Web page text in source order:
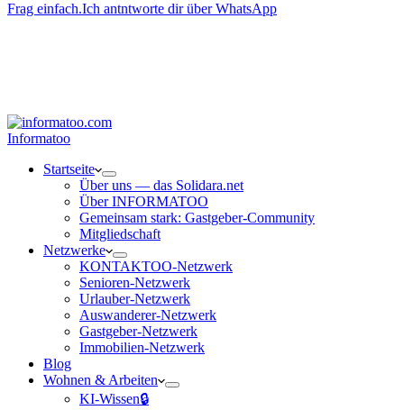
Frag einfach.Ich antntworte dir über WhatsApp
Informatoo
Start­seite
Über uns — das Solidara.net
Über INFORMATOO
Gemeinsam stark: Gastgeber-Community
Mitglied­schaft
Netzwerke
KONTAKTOO-Netzwerk
Senioren-Netzwerk
Urlauber-Netzwerk
Auswan­derer-Netzwerk
Gastgeber-Netzwerk
Immobilien-Netzwerk
Blog
Wohnen & Arbeiten
KI-Wissen🔒